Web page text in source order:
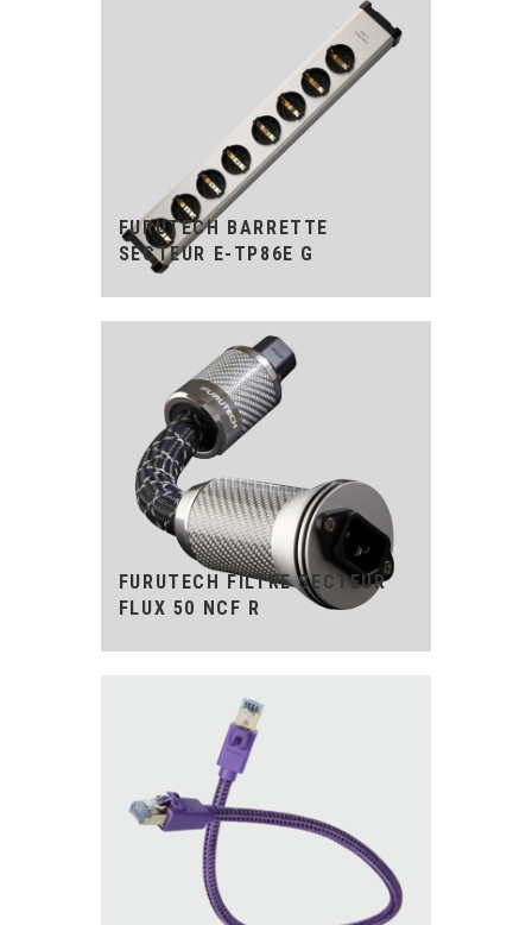
FURUTECH BARRETTE
SECTEUR E-TP86E G
FURUTECH FILTRE SECTEUR
FLUX 50 NCF R